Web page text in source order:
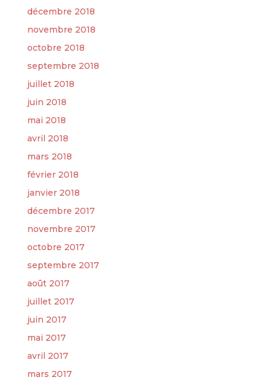
décembre 2018
novembre 2018
octobre 2018
septembre 2018
juillet 2018
juin 2018
mai 2018
avril 2018
mars 2018
février 2018
janvier 2018
décembre 2017
novembre 2017
octobre 2017
septembre 2017
août 2017
juillet 2017
juin 2017
mai 2017
avril 2017
mars 2017